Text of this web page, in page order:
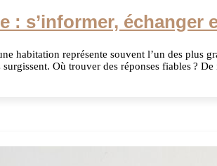
: s’informer, échanger
habitation représente souvent l’un des plus
Où trouver des réponses fiables ?